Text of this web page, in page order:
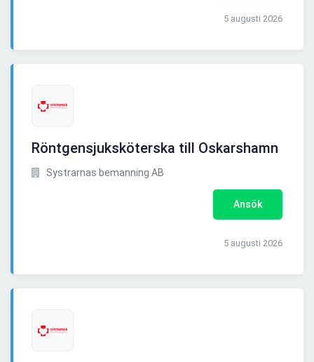
5 augusti 2026
Röntgensjuksköterska till Oskarshamn
Systrarnas bemanning AB
Ansök
5 augusti 2026